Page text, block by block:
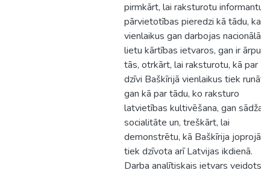
pirmkārt, lai raksturotu informantu
pārvietotības pieredzi kā tādu, kas
vienlaikus gan darbojas nacionālās
lietu kārtības ietvaros, gan ir ārpus
tās, otrkārt, lai raksturotu, kā par
dzīvi Baškīrijā vienlaikus tiek runāts
gan kā par tādu, ko raksturo
latvietības kultivēšana, gan sādžas
socialitāte un, treškārt, lai
demonstrētu, kā Baškīrija joprojām
tiek dzīvota arī Latvijas ikdienā.
Darba analītiskais ietvars veidots,